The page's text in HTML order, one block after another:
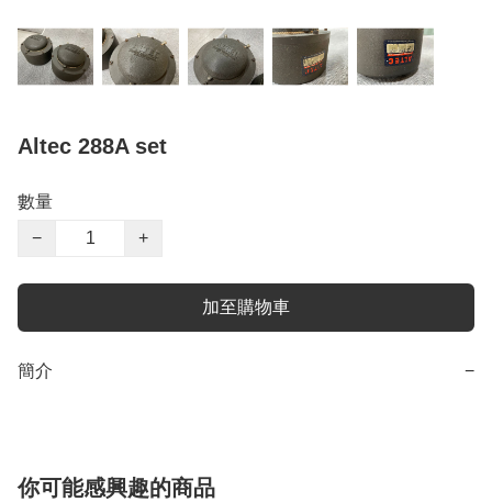
Altec 288A set
數量
−
+
加至購物車
簡介 −
你可能感興趣的商品